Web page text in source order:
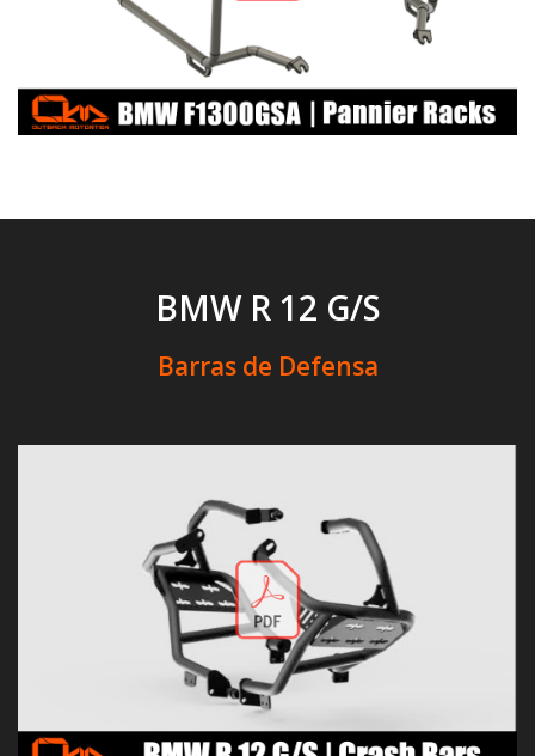
BMW R 12 G/S
Barras de Defensa